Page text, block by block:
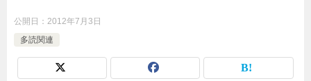
公開日： 2012年7月3日
多読関連